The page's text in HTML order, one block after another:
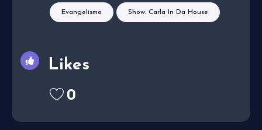
Evangelismo Show: Carla In Da House
Likes
0